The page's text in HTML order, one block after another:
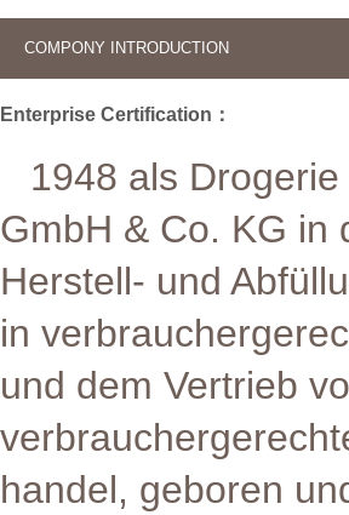
COMPONY INTRODUCTION
Enterprise Certification：
1948 als
GmbH & Co. KG in
Herstell- und
in
und dem Vertrieb
handel, geboren